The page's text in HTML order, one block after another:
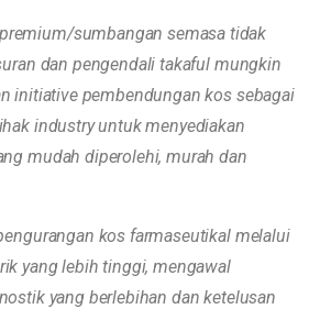
sumbangan semasa tidak
dan pengendali takaful mungkin
initiative pembendungan kos sebagai
industry untuk menyediakan
mudah diperolehi, murah dan
kos farmaseutikal melalui
yang lebih tinggi, mengawal
yang berlebihan dan ketelusan